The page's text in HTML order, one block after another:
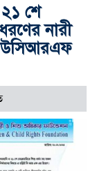
২১ শে
নারী